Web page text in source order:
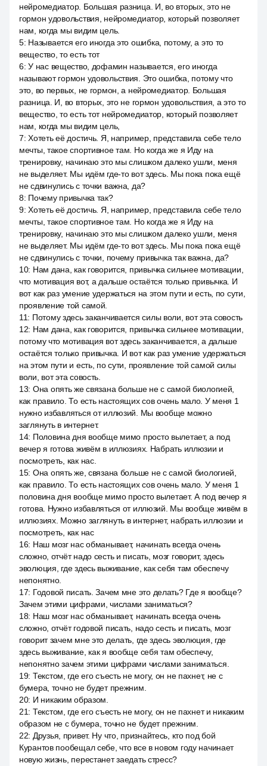
нейромедиатор. Большая разница. И, во вторых, это не
гормон удовольствия, нейромедиатор, который позволяет
нам, когда мы видим цель.
5: Называется его иногда это ошибка, потому, а это то
вещество, то есть тот
6:У нас вещество, дофамин называется, его иногда
называют гормон удовольствия. Это ошибка, потому что
это, во первых, не гормон, а нейромедиатор. Большая
разница. И, во вторых, это не гормон удовольствия, а это то
вещество, то есть тот нейромедиатор, который позволяет
нам, когда мы видим цель,
7:Хотеть её достичь. Я, например, представила себе тело
мечты, такое спортивное там. Но когда же я Иду на
тренировку, начинаю это мы слишком далеко ушли, меня
не выделяет. Мы идём где-то вот здесь. Мы пока пока ещё
не сдвинулись с точки важна, да?
8: Почему привычка так?
9:Хотеть её достичь. Я, например, представила себе тело
мечты, такое спортивное там. Но когда же я Иду на
тренировку, начинаю это мы слишком далеко ушли, меня
не выделяет. Мы идём где-то вот здесь. Мы пока пока ещё
не сдвинулись с точки, почему привычка так важна, да?
10: Нам дана, как говорится, привычка сильнее мотивации,
что мотивация вот, а дальше остаётся только привычка. И
вот как раз умение удержаться на этом пути и есть, по сути,
проявление той самой.
11: Потому здесь заканчивается силы воли, вот эта совость
12: Нам дана, как говорится, привычка сильнее мотивации,
потому что мотивация вот здесь заканчивается, а дальше
остаётся только привычка. И вот как раз умение удержаться
на этом пути и есть, по сути, проявление той самой силы
воли, вот эта совость.
13: Она опять же связана больше не с самой биологией,
как правило. То есть настоящих сов очень мало. У меня 1
нужно избавляться от иллюзий. Мы вообще можно
заглянуть в интернет.
14: Половина дня вообще мимо просто вылетает, а под
вечер я готова живём в иллюзиях. Набрать иллюзии и
посмотреть, как нас.
15: Она опять же, связана больше не с самой биологией,
как правило. То есть настоящих сов очень мало. У меня 1
половина дня вообще мимо просто вылетает. А под вечер я
готова. Нужно избавляться от иллюзий. Мы вообще живём в
иллюзиях. Можно заглянуть в интернет, набрать иллюзии и
посмотреть, как нас
16: Наш мозг нас обманывает, начинать всегда очень
сложно, отчёт надо сесть и писать, мозг говорит, здесь
эволюция, где здесь выживание, как себя там обеспечу
непонятно.
17: Годовой писать. Зачем мне это делать? Где я вообще?
Зачем этими цифрами, числами заниматься?
18: Наш мозг нас обманывает, начинать всегда очень
сложно, отчёт годовой писать, надо сесть и писать, мозг
говорит зачем мне это делать, где здесь эволюция, где
здесь выживание, как я вообще себя там обеспечу,
непонятно зачем этими цифрами числами заниматься.
19: Текстом, где его съесть не могу, он не пахнет, не с
бумера, точно не будет прежним.
20: И никаким образом.
21: Текстом, где его съесть не могу, он не пахнет и никаким
образом не с бумера, точно не будет прежним.
22: Друзья, привет. Ну что, признайтесь, кто под бой
Курантов пообещал себе, что все в новом году начинает
новую жизнь, перестанет заедать стресс?